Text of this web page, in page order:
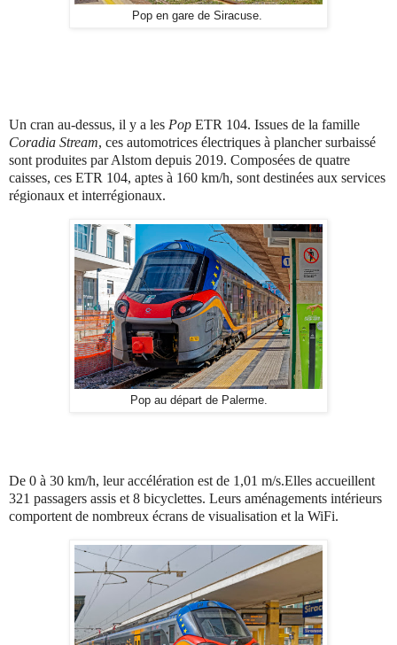
Pop en gare de Siracuse.
Un cran au-dessus, il y a les Pop ETR 104. Issues de la famille
Coradia Stream, ces automotrices électriques à plancher surbaissé
sont produites par Alstom depuis 2019. Composées de quatre
caisses, ces ETR 104, aptes à 160 km/h, sont destinées aux services
régionaux et interrégionaux.
Pop au départ de Palerme.
De 0 à 30 km/h, leur accélération est de 1,01 m/s.Elles accueillent
321 passagers assis et 8 bicyclettes. Leurs aménagements intérieurs
comportent de nombreux écrans de visualisation et la WiFi.